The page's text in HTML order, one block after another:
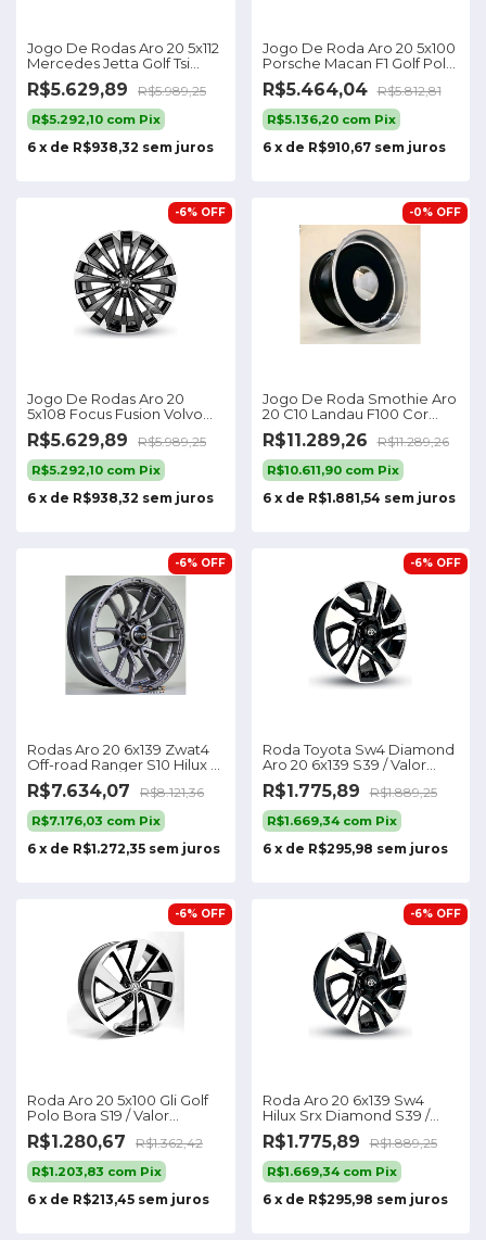
Jogo De Rodas Aro 20 5x112
Mercedes Jetta Golf Tsi
Fusca S49
R$5.629,89 R$5.989,25
R$5.292,10 com Pix
6 x de R$938,32 sem juros
Jogo De Roda Aro 20 5x100
Porsche Macan F1 Golf Polo
T-cross Cor Preto
Diamantado 5x100
R$5.464,04 R$5.812,81
R$5.136,20 com Pix
6 x de R$910,67 sem juros
Jogo De Rodas Aro 20
5x108 Focus Fusion Volvo
Chery S49
-6% OFF
R$5.629,89 R$5.989,25
R$5.292,10 com Pix
6 x de R$938,32 sem juros
Jogo De Roda Smothie Aro
20 C10 Landau F100 Cor
Preto Diamante 5x139/5x114
-0% OFF
R$11.289,26 R$11.289,26
R$10.611,90 com Pix
6 x de R$1.881,54 sem juros
Rodas Aro 20 6x139 Zwat4
Off-road Ranger S10 Hilux /
4 Rodas Cor Grafite Fosca
-6% OFF
R$7.634,07 R$8.121,36
R$7.176,03 com Pix
6 x de R$1.272,35 sem juros
Roda Toyota Sw4 Diamond
Aro 20 6x139 S39 / Valor
Unitário
-6% OFF
R$1.775,89 R$1.889,25
R$1.669,34 com Pix
6 x de R$295,98 sem juros
Roda Aro 20 5x100 Gli Golf
Polo Bora S19 / Valor
Unitário Cor Preta
Diamante
-6% OFF
R$1.280,67 R$1.362,42
R$1.203,83 com Pix
6 x de R$213,45 sem juros
Roda Aro 20 6x139 Sw4
Hilux Srx Diamond S39 /
Valor Unitário
-6% OFF
R$1.775,89 R$1.889,25
R$1.669,34 com Pix
6 x de R$295,98 sem juros